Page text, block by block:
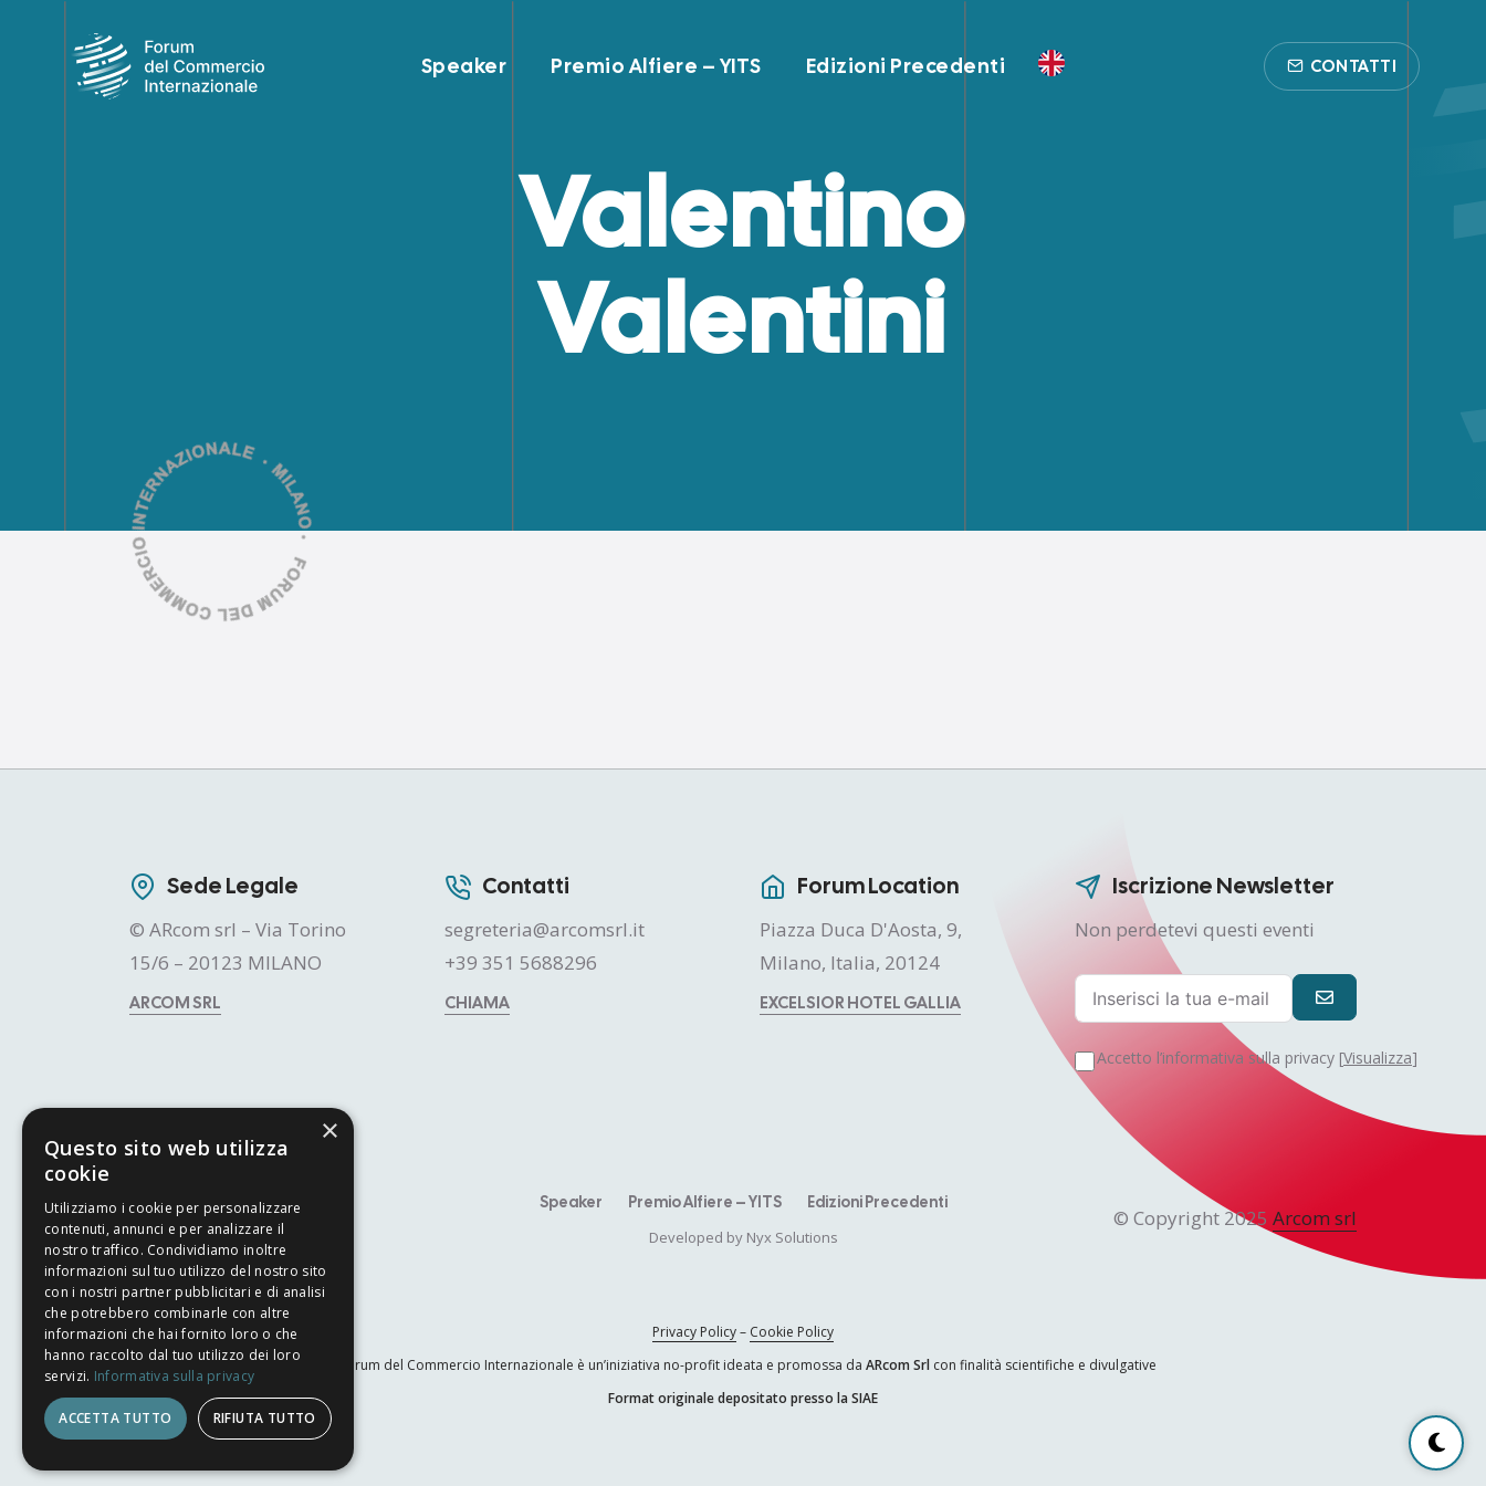
Speaker Premio Alfiere – YITS Edizioni Precedenti CONTATTI
Valentino
Valentini
Sede Legale
© ARcom srl – Via Torino
15/6 – 20123 MILANO
ARCOM SRL
Contatti
segreteria@arcomsrl.it
+39 351 5688296
CHIAMA
Forum Location
Piazza Duca D'Aosta, 9,
Milano, Italia, 20124
EXCELSIOR HOTEL GALLIA
Iscrizione Newsletter
Non perdetevi questi eventi
Accetto l’informativa sulla privacy [Visualizza]
Speaker Premio Alfiere – YITS
Edizioni Precedenti
Developed by Nyx Solutions
© Copyright 2025 Arcom srl
Privacy Policy– Cookie Policy
Il Forum del Commercio Internazionale è un’iniziativa no-profit ideata e promossa da ARcom Srl con finalità scientifiche e divulgative
Format originale depositato presso la SIAE
×
Questo sito web utilizza
cookie
Utilizziamo i cookie per personalizzare
contenuti, annunci e per analizzare il
nostro traffico. Condividiamo inoltre
informazioni sul tuo utilizzo del nostro sito
con i nostri partner pubblicitari e di analisi
che potrebbero combinarle con altre
informazioni che hai fornito loro o che
hanno raccolto dal tuo utilizzo dei loro
servizi. Informativa sulla privacy
ACCETTA TUTTO RIFIUTA TUTTO